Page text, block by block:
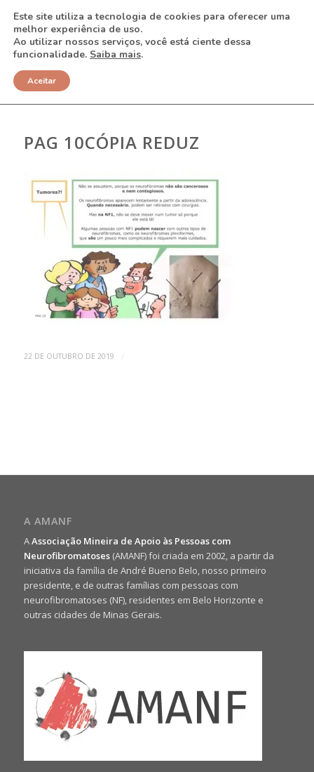
NOTÍCIAS
PAG 10CÓPIA REDUZ
22 DE OUTUBRO DE 2019
A AMANF
AAssociação Mineira de Apoio às Pessoas com
Neurofibromatoses(AMANF) foi criada em 2002, a partir da
iniciativa da família de André Bueno Belo, nosso primeiro
presidente, e de outras famílias com pessoas com
neurofibromatoses (NF), residentes em Belo Horizonte e
outras cidades de Minas Gerais.
Este site utiliza a tecnologia de cookies para oferecer uma
melhor experiência de uso.
Ao utilizar nossos serviços, você está ciente dessa
funcionalidade. Saiba mais.
Aceitar